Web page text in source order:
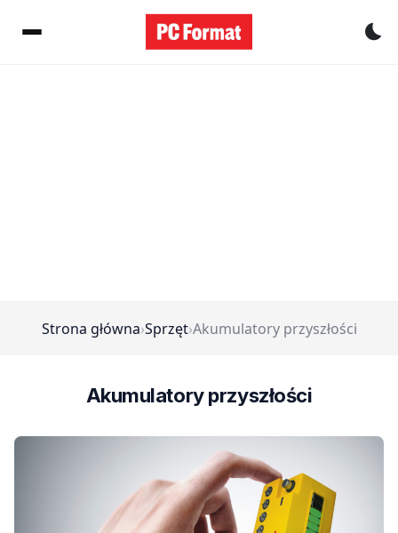
Strona główna›Sprzęt›Akumulatory przyszłości
Akumulatory przyszłości